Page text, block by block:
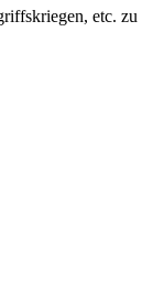
etc. zu